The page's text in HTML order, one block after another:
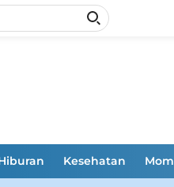
Kesehatan Mom